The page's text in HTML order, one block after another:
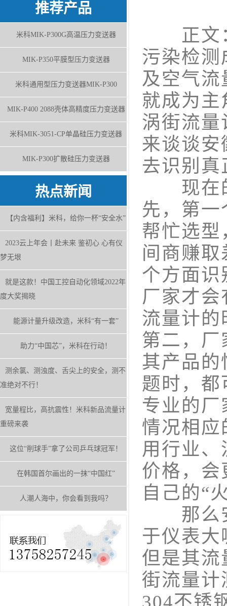
推荐产品
米科MIK-P300G高温压力变送器
MIK-P350平膜型压力变送器
米科通用型压力变送器MIK-P300
MIK-P400 2088壳体高精度压力变送器
米科MIK-3051-CP单晶硅压力变送器
MIK-P300扩散硅压力变送器
热点新闻
【内含福利】米科，给你一杯“安全水”
2023云上年会丨赴未来 鉴初心 心有仪
梦无垠
就是这款！中国工控自动化领域2022年
度大奖揭晓
能源计量升级改造，米科“有一套”
助力“中国芯”，米科在行动！
测余氯、测浊度、舌尖上的安全，测不
准绝对不行！
宽量程比，高抗震性！米科新品流量计
重磅来袭
这位“削球手”拿了公司乒乓球冠军！
在韩国首尔画出的一抹“中国红”
人潮人海中，你会看到我吗？
正文：
污染检测
及空气
就成为
涡街流量
来谈谈
去识别
现在的
先，第
帮忙选
间商赚
个方面识
厂家才
流量计的
第二，
其产品
题时，都
专业的
情况相应
用行业
价格，会
自己的“
那么安
于仪表
但是其流
街流量计
304不锈